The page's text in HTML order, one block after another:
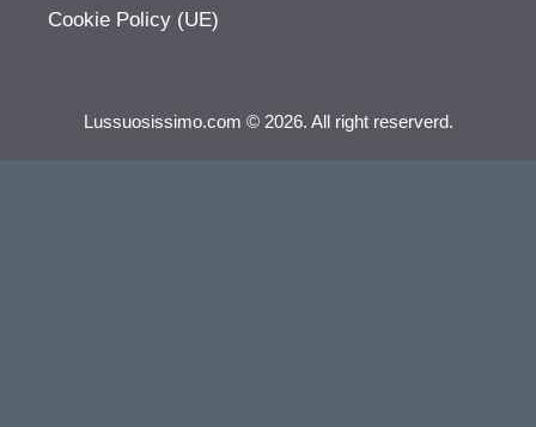
Cookie Policy (UE)
Lussuosissimo.com © 2026. All right reserverd.